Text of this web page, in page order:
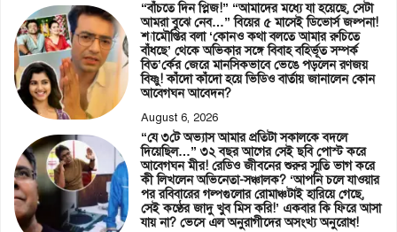
“বাঁচতে দিন প্লিজ!” “আমাদের মধ্যে যা হয়েছে, সেটা
আমরা বুঝে নেব…” বিয়ের ৫ মাসেই ডিভোর্স জল্পনা!
শ্যামৌপ্তির বলা ‘কোনও কথা বলতে আমার রুচিতে
বাঁধছে’ থেকে অভিকার সঙ্গে বিবাহ বহির্ভূত সম্পর্ক
বিত’র্কের জেরে মানসিকভাবে ভেঙে পড়লেন রণজয়
বিষ্ণু! কাঁদো কাঁদো হয়ে ভিডিও বার্তায় জানালেন কোন
আবেগঘন আবেদন?
August 6, 2026
“যে ৩টে অভ্যাস আমার প্রতিটা সকালকে বদলে
দিয়েছিল…” ৩২ বছর আগের সেই ছবি পোস্ট করে
আবেগঘন মীর! রেডিও জীবনের শুরুর স্মৃতি ভাগ করে
কী লিখলেন অভিনেতা-সঞ্চালক? ‘আপনি চলে যাওয়ার
পর রবিবারের গল্পগুলোর রোমাঞ্চটাই হারিয়ে গেছে,
সেই কণ্ঠের জাদু খুব মিস করি!’ একবার কি ফিরে আসা
যায় না? ভেসে এল অনুরাগীদের অসংখ্য অনুরোধ!